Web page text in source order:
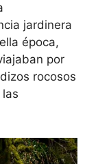
jardinera
época,
por
rocosos